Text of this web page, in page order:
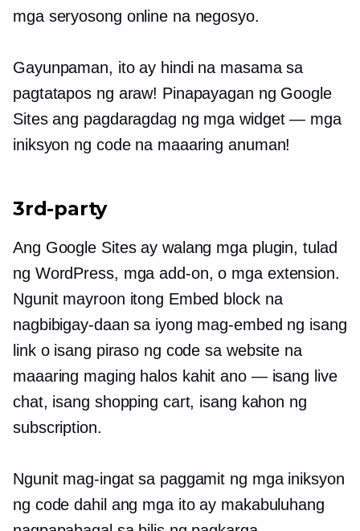
mga seryosong online na negosyo.
Gayunpaman, ito ay hindi na masama sa
pagtatapos ng araw! Pinapayagan ng Google
Sites ang pagdaragdag ng mga widget — mga
iniksyon ng code na maaaring anuman!
3rd-party
Ang Google Sites ay walang mga plugin, tulad
ng WordPress, mga add-on, o mga extension.
Ngunit mayroon itong Embed block na
nagbibigay-daan sa iyong mag-embed ng isang
link o isang piraso ng code sa website na
maaaring maging halos kahit ano — isang live
chat, isang shopping cart, isang kahon ng
subscription.
Ngunit mag-ingat sa paggamit ng mga iniksyon
ng code dahil ang mga ito ay makabuluhang